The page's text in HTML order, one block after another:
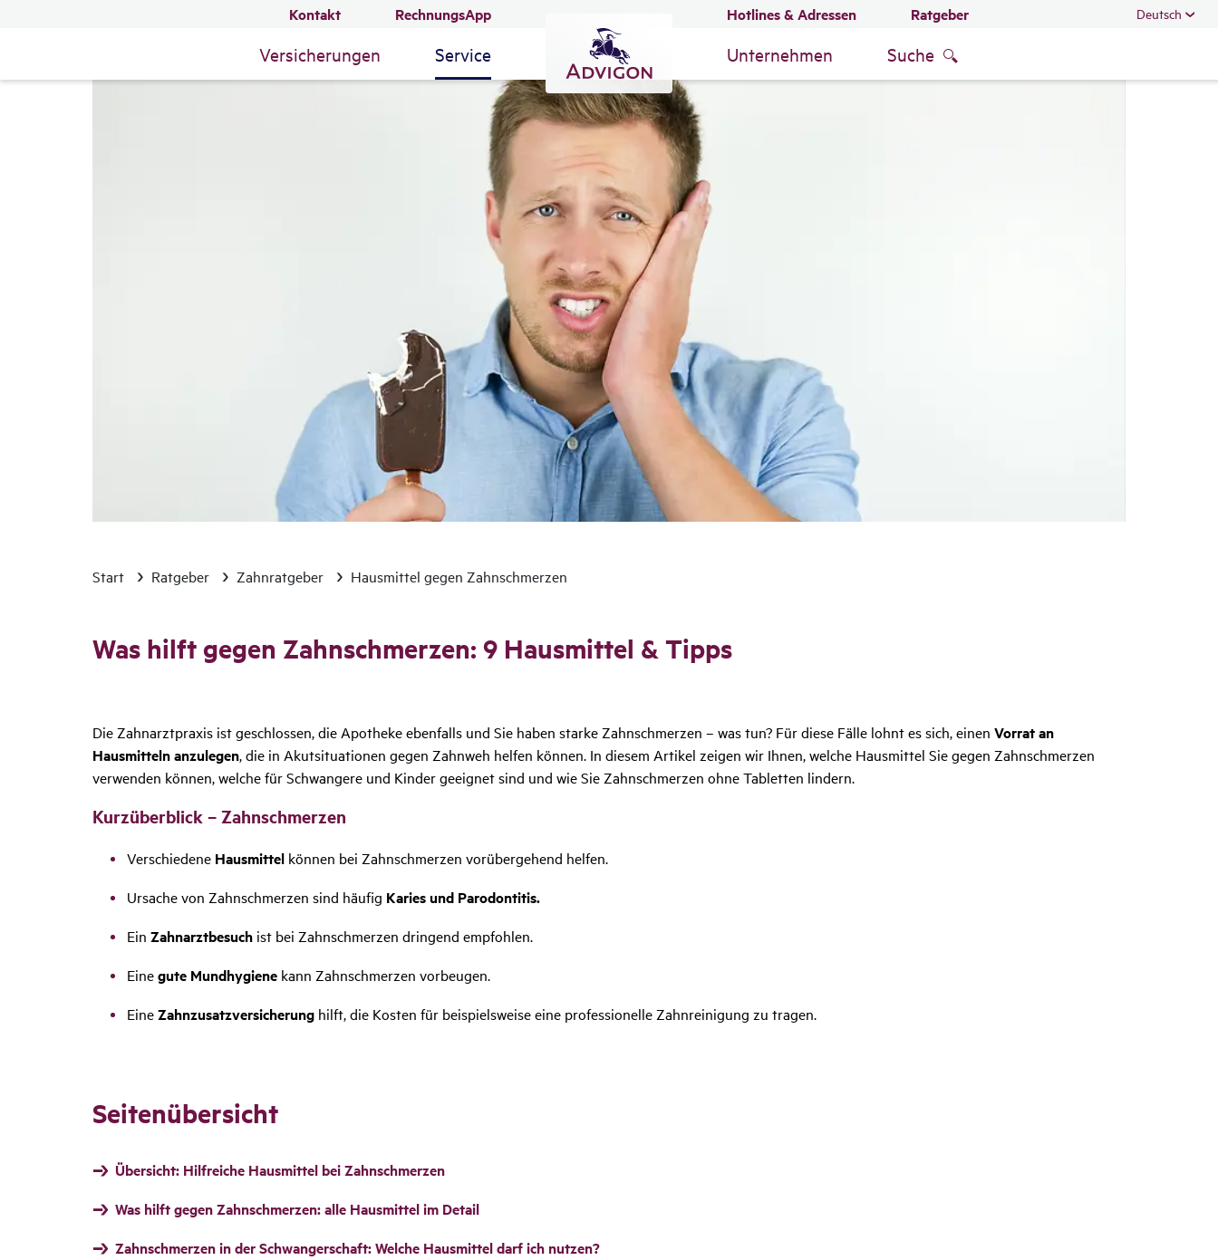
Kontakt RechnungsApp Hotlines & Adressen Ratgeber Deutsch
Versicherungen Service Unternehmen Suche
Start Ratgeber Zahnratgeber Hausmittel gegen Zahnschmerzen
Was hilft gegen Zahn­schmerzen: 9 Haus­mittel & Tipps
Die Zahnarztpraxis ist geschlossen, die Apotheke ebenfalls und Sie haben starke Zahnschmerzen – was tun? Für diese Fälle lohnt es sich, einen Vorrat an
Hausmitteln anzulegen, die in Akutsituationen gegen Zahnweh helfen können. In diesem Artikel zeigen wir Ihnen, welche Hausmittel Sie gegen Zahnschmerzen
verwenden können, welche für Schwangere und Kinder geeignet sind und wie Sie Zahnschmerzen ohne Tabletten lindern.
Kurz­über­blick – Zahn­schmerzen
Verschiedene Hausmittel können bei Zahnschmerzen vorübergehend helfen.
Ursache von Zahnschmerzen sind häufig Karies und Parodontitis.
Ein Zahnarztbesuch ist bei Zahnschmerzen dringend empfohlen.
Einegute Mundhygiene kann Zahnschmerzen vorbeugen.
EineZahnzusatzversicherung hilft, die Kosten für beispielsweise eine professionelle Zahnreinigung zu tragen.
Seitenübersicht
Übersicht: Hilfreiche Hausmittel bei Zahnschmerzen
Was hilft gegen Zahnschmerzen: alle Hausmittel im Detail
Zahnschmerzen in der Schwangerschaft: Welche Hausmittel darf ich nutzen?